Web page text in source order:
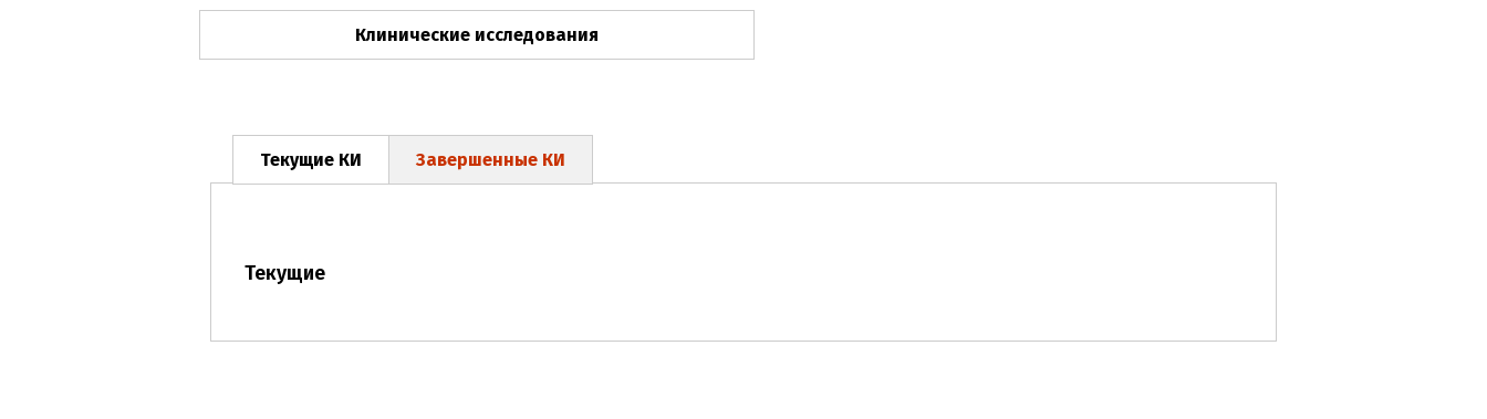
Клинические исследования
Текущие КИ Завершенные КИ
Текущие